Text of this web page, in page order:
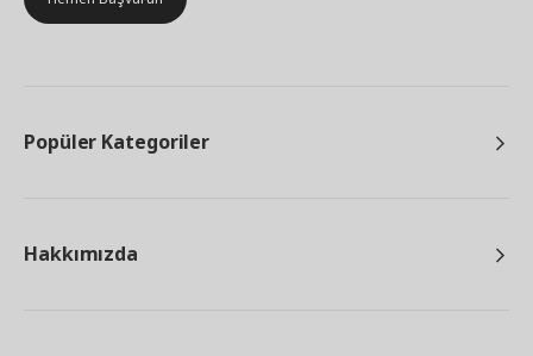
Popüler Kategoriler
Hakkımızda